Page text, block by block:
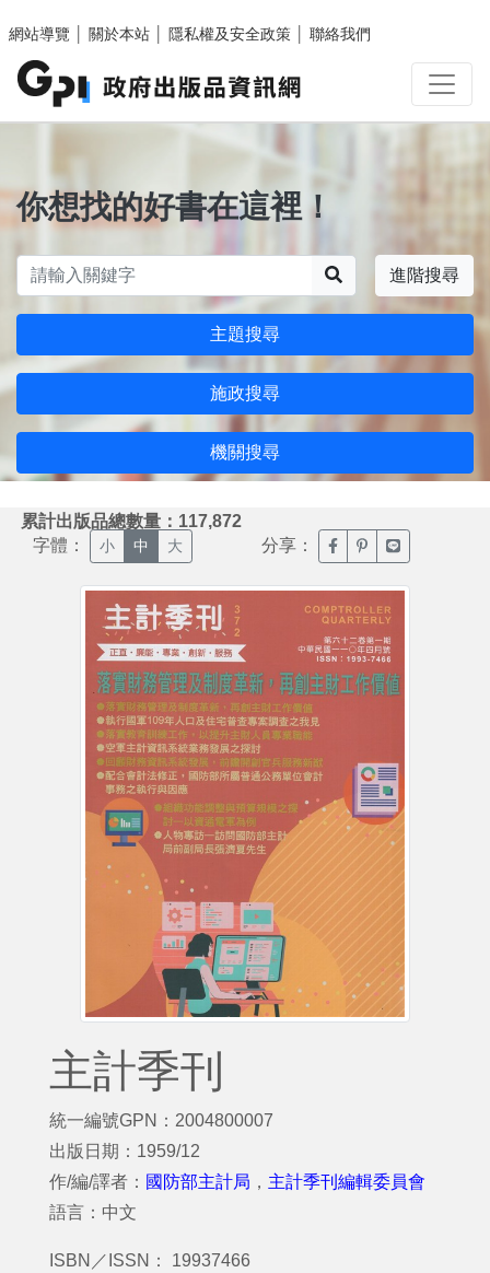
網站導覽
關於本站 隱私權及安全政策 聯絡我們
你想找的好書在這裡！
進階搜尋
主題搜尋
施政搜尋
機關搜尋
累計出版品總數量：117,872
字體： 小 中 大 分享： 臉書分享(另開新視窗)
噗浪分享(另開新
Line分享(另
主計季刊
統一編號GPN：2004800007
出版日期：1959/12
作/編/譯者： 國防部主計局 ， 主計季刊編輯委員會
語言：中文
ISBN／ISSN： 19937466